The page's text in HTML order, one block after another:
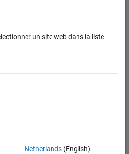
(EDG)
un site web dans la liste
Netherlands(English)